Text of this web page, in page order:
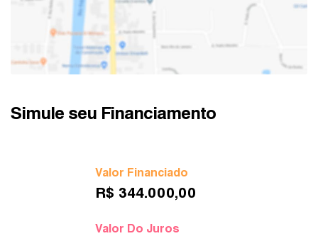
Simule seu Financiamento
Valor Financiado
R$ 344.000,00
Valor Do Juros